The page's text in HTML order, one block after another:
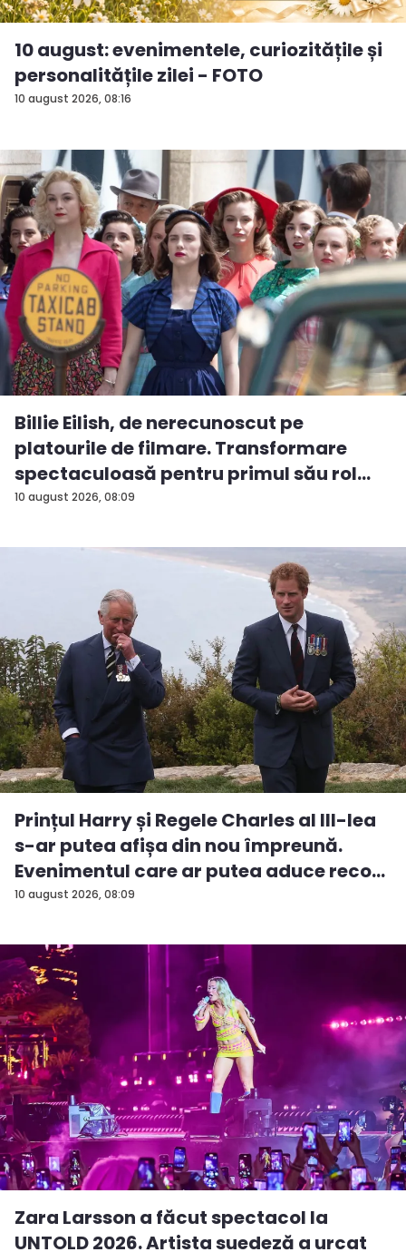
10 august 2026, 08:16
10 august: evenimentele, curiozitățile și
personalitățile zilei - FOTO
10 august 2026, 08:09
Billie Eilish, de nerecunoscut pe
platourile de filmare. Transformare
spectaculoasă pentru primul său rol
m...
10 august 2026, 08:09
Prințul Harry și Regele Charles al III-lea
s-ar putea afișa din nou împreună.
Evenimentul care ar putea aduce reco...
Zara Larsson a făcut spectacol la
UNTOLD 2026. Artista suedeză a urcat